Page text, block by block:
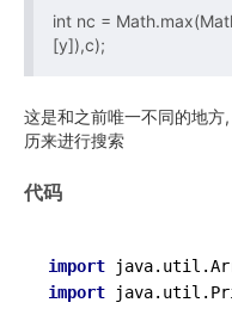
int nc =
[y]),c);
这是和之前唯一不同的地
历来进行搜索
代码
import
import